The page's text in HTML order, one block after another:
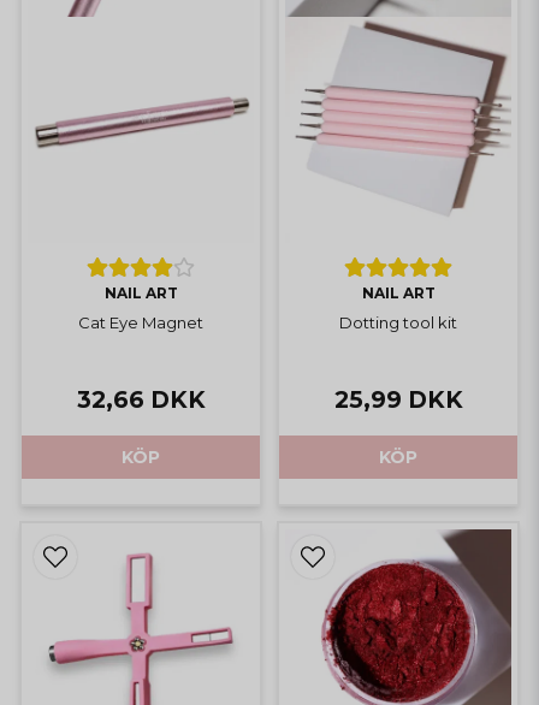
NAIL ART
Cat Eye Magnet
32,66 DKK
KÖP
NAIL ART
Dotting tool kit
25,99 DKK
KÖP